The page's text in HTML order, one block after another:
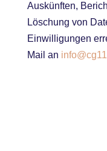
Auskünften,
Löschung von
Einwilligungen
Mail an